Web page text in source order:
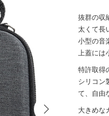
抜群の収
太くて長
小型の音
上蓋には
特許取得
シリコン
て、自由
大きめな